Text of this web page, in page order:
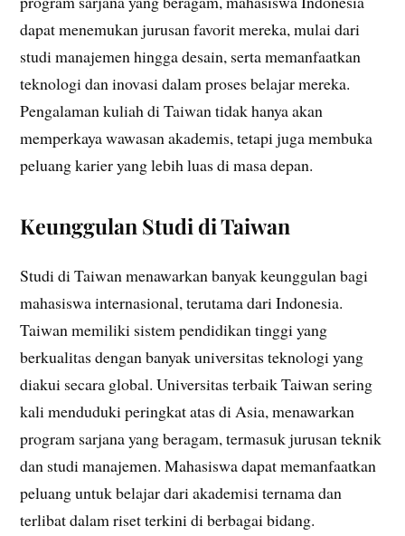
dapat menemukan jurusan favorit mereka, mulai dari
studi manajemen hingga desain, serta memanfaatkan
teknologi dan inovasi dalam proses belajar mereka.
Pengalaman kuliah di Taiwan tidak hanya akan
memperkaya wawasan akademis, tetapi juga membuka
peluang karier yang lebih luas di masa depan.
Keunggulan Studi di Taiwan
Studi di Taiwan menawarkan banyak keunggulan bagi
mahasiswa internasional, terutama dari Indonesia.
Taiwan memiliki sistem pendidikan tinggi yang
berkualitas dengan banyak universitas teknologi yang
diakui secara global. Universitas terbaik Taiwan sering
kali menduduki peringkat atas di Asia, menawarkan
program sarjana yang beragam, termasuk jurusan teknik
dan studi manajemen. Mahasiswa dapat memanfaatkan
peluang untuk belajar dari akademisi ternama dan
terlibat dalam riset terkini di berbagai bidang.